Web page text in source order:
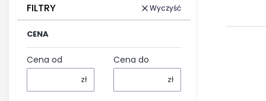
FILTRY Wyczyść
CENA
Cena od
zł
Cena do
zł